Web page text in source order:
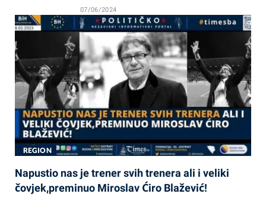
07/06/2024
REGION
Napustio nas je trener svih trenera ali i veliki
čovjek,preminuo Miroslav Ćiro Blažević!